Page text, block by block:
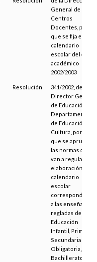
General de
Centros
Docentes, por la
que se fija el
calendario
escolar del curso
académico
2002/2003
Resolución
341/2002, del
Director General
de Educación, del
Departamento
de Educación y
Cultura, por la
que se aprueban
las normas que
van a regular la
elaboración del
calendario
escolar
correspondiente
a las enseñanzas
regladas de
Educación
Infantil, Primaria,
Secundaria
Obligatoria,
Bachillerato y